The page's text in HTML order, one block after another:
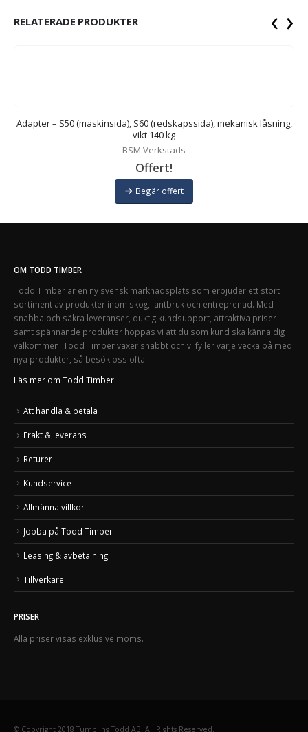
RELATERADE PRODUKTER
Adapter – S50 (maskinsida), S60 (redskapssida), mekanisk låsning,
vikt 140 kg
BSM Verkstads
Offert!
Begär offert
‹ ›
OM TODD TIMBER
Todd Timber är en ny svensk marknadsplats som erbjuder ett stort
sortiment av produkter inom skog, lantbruk och entreprenad. Med
snabba och säkra leveranser, duktig kundsupport, attraktiva priser
samt spännande produkter hoppas vi att du som kund ska känna dig
välkommen. Todd Timber växer snabbt och vi fyller varje vecka på med
nya produkter, så besök oss ofta.
Läs mer om Todd Timber
Att handla & betala
Frakt & leverans
Returer
Kundservice
Allmänna villkor
Jobba på Todd Timber
Leasing & avbetalning
Tillverkare
PRISER
Alla priser visas exklusive moms.
© Copyright 2018 Tumbling Todd AB. All Rights Reserved.